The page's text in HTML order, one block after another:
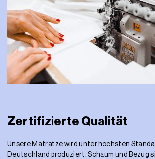
Zertifizierte Qualität
Unsere Matratze wird unter höchsten
Deutschland produziert. Schaum und Bezug